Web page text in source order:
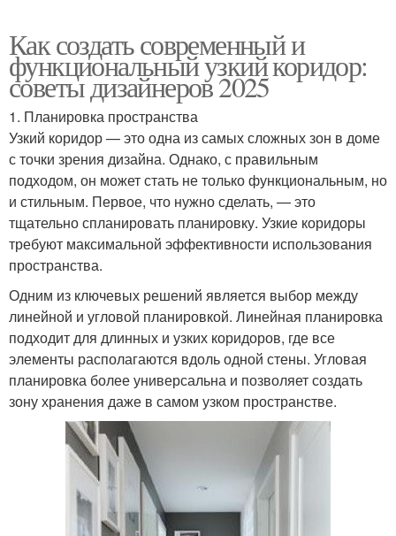
Как создать современный и
функциональный узкий коридор:
советы дизайнеров 2025
1. Планировка пространства
Узкий коридор — это одна из самых сложных зон в доме
с точки зрения дизайна. Однако, с правильным
подходом, он может стать не только функциональным, но
и стильным. Первое, что нужно сделать, — это
тщательно спланировать планировку. Узкие коридоры
требуют максимальной эффективности использования
пространства.
Одним из ключевых решений является выбор между
линейной и угловой планировкой. Линейная планировка
подходит для длинных и узких коридоров, где все
элементы располагаются вдоль одной стены. Угловая
планировка более универсальна и позволяет создать
зону хранения даже в самом узком пространстве.